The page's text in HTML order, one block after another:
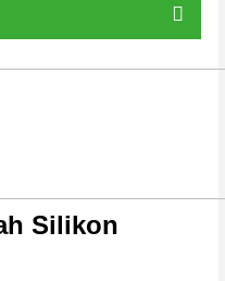
Silikon